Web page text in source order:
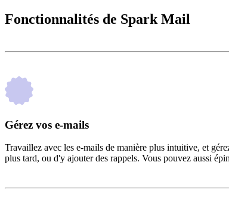
Fonctionnalités de Spark Mail
Gérez vos e-mails
Travaillez avec les e-mails de manière plus intuitive, et
plus tard, ou d'y ajouter des rappels. Vous pouvez aussi